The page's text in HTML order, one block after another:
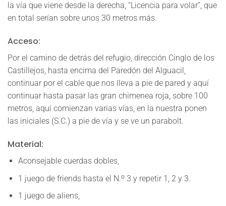
la vía que viene desde la derecha, “Licencia para volar”, que
en total serían sobre unos 30 metros más.
Acceso:
Por el camino de detrás del refugio, dirección Cinglo de los
Castillejos, hasta encima del Paredón del Alguacil,
continuar por el cable que nos lleva a pie de pared y aquí
continuar hasta pasar las gran chimenea roja, sobre 100
metros, aquí comienzan varias vías, en la nuestra ponen
las iniciales (S.C.) a pie de vía y se ve un parabolt.
Material:
Aconsejable cuerdas dobles,
1 juego de friends hasta el N.º 3 y repetir 1, 2 y 3.
1 juego de aliens,